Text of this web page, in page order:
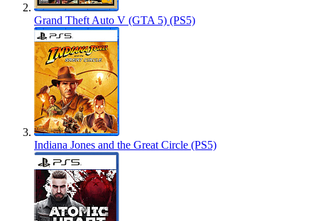
Grand Theft Auto V (GTA 5) (PS5)
Indiana Jones and the Great Circle (PS5)